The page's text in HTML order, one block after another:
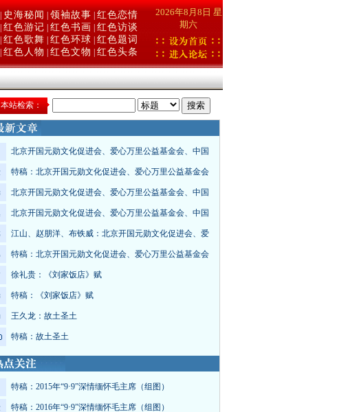
史海秘闻 领袖故事 红色恋情
红色游记 红色书画
红色访谈
红色歌舞 红色环球 红色题词
红色人物 红色文物 红色头条
2026年8月8日 星
期六
本站检索：
北京开国元勋文化促进会、爱心万里公益基金会、中国
特稿：北京开国元勋文化促进会、爱心万里公益基金会
北京开国元勋文化促进会、爱心万里公益基金会、中国
北京开国元勋文化促进会、爱心万里公益基金会、中国
江山、赵朋洋、布铁威：北京开国元勋文化促进会、爱
特稿：北京开国元勋文化促进会、爱心万里公益基金会
徐礼贵：《刘家饭店》赋
特稿：《刘家饭店》赋
王久龙：故土圣土
特稿：故土圣土
特稿：2015年“9·9”深情缅怀毛主席（组图）
特稿：2016年“9·9”深情缅怀毛主席（组图）